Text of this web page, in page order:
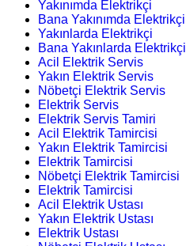
Yakınımda Elektrikçi
Bana Yakınımda Elektrikçi
Yakınlarda Elektrikçi
Bana Yakınlarda Elektrikçi
Acil Elektrik Servis
Yakın Elektrik Servis
Nöbetçi Elektrik Servis
Elektrik Servis
Elektrik Servis Tamiri
Acil Elektrik Tamircisi
Yakın Elektrik Tamircisi
Elektrik Tamircisi
Nöbetçi Elektrik Tamircisi
Elektrik Tamircisi
Acil Elektrik Ustası
Yakın Elektrik Ustası
Elektrik Ustası